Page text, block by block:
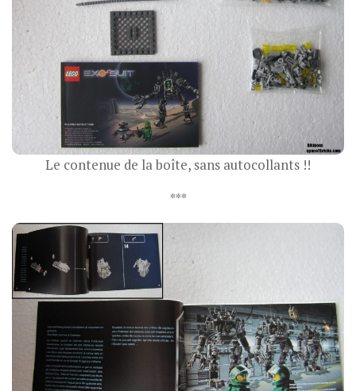
Le contenue de la boîte, sans autocollants !!
***